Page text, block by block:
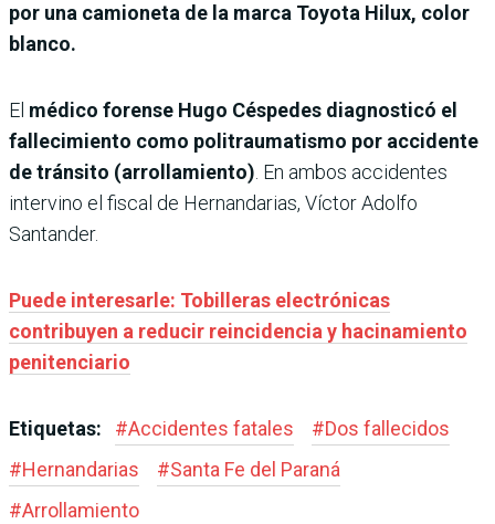
por una camioneta de la marca Toyota Hilux, color
blanco.
El médico forense Hugo Céspedes diagnosticó el
fallecimiento como politraumatismo por accidente
de tránsito (arrollamiento). En ambos accidentes
intervino el fiscal de Hernandarias, Víctor Adolfo
Santander.
Puede interesarle: Tobilleras electrónicas
contribuyen a reducir reincidencia y hacinamiento
penitenciario
Etiquetas: #Accidentes fatales #Dos fallecidos
#Hernandarias #Santa Fe del Paraná
#Arrollamiento